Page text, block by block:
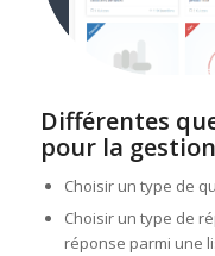
Différentes
pour la
Choisir un type de
Choisir un type de
réponse parmi une